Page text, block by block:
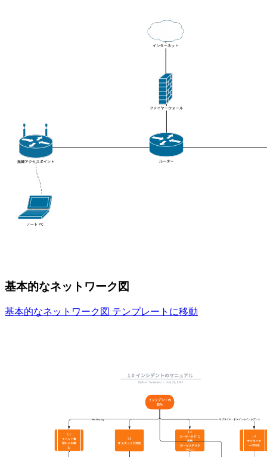
基本的なネットワーク図
基本的なネットワーク図 テンプレートに移動